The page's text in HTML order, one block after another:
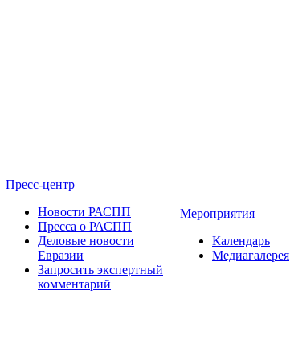
Пресс-центр
Новости РАСПП
Пресса о РАСПП
Деловые новости
Евразии
Запросить экспертный
комментарий
Мероприятия
Календарь
Медиагалерея